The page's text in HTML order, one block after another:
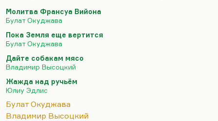
всех помолиться, кроме себя самого, потому что не
знаю, чего мне просить для себя».
Эта тема есть у Окуджавы. Конечно, он лукавил,
говоря, что «Молитва Франсуа Вийона» – это
молитва жене. Безусловно, Ольга Владимировна
сыграла в его жизни, в его творческом росте
огромную роль. Конечно, Ольга Владимировна
женщина поразительная, «зеленоглазый мой» –
понятный…
Молитва Франсуа Вийона
Булат Окуджава
Пока Земля еще вертится
Булат Окуджава
Дайте собакам мясо
Владимир Высоцкий
Жажда над ручьём
Юлиу Эдлис
Булат Окуджава
Владимир Высоцкий